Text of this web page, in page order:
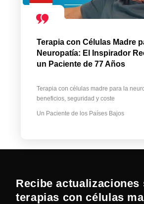
Terapia con Células Madre
Neuropatía: El Inspirador
un Paciente de 77 Años
Terapia con células madre para la
beneficios, seguridad y coste
Un Paciente de los Países Bajos
Recibe actualizaciones
terapias con células